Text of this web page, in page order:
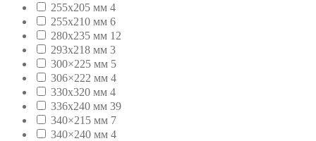
255x205 мм 4
255х210 мм 6
280х235 мм 12
293х218 мм 3
300×225 мм 5
306×222 мм 4
330x320 мм 4
336х240 мм 39
340×215 мм 7
340×240 мм 4